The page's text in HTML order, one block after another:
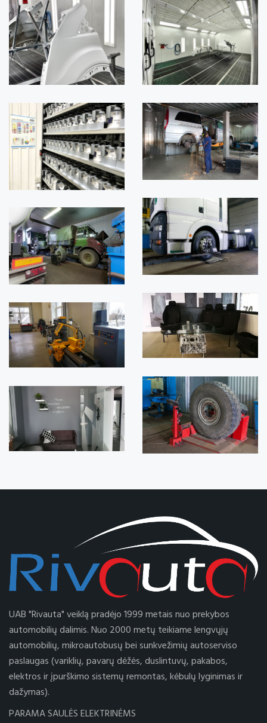
UAB "Rivauta" veiklą pradėjo 1999 metais nuo prekybos
automobilių dalimis. Nuo 2000 metų teikiame lengvųjų
automobilių, mikroautobusų bei sunkvežimių autoserviso
paslaugas (variklių, pavarų dėžės, duslintuvų, pakabos,
elektros ir įpurškimo sistemų remontas, kėbulų lyginimas ir
dažymas).
PARAMA SAULĖS ELEKTRINĖMS